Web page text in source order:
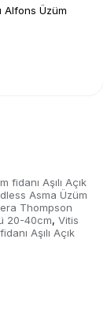
Alfons Üzüm
Aşılı Açık
Asma Üzüm
Thompson
20-40cm, Vitis
Aşılı Açık